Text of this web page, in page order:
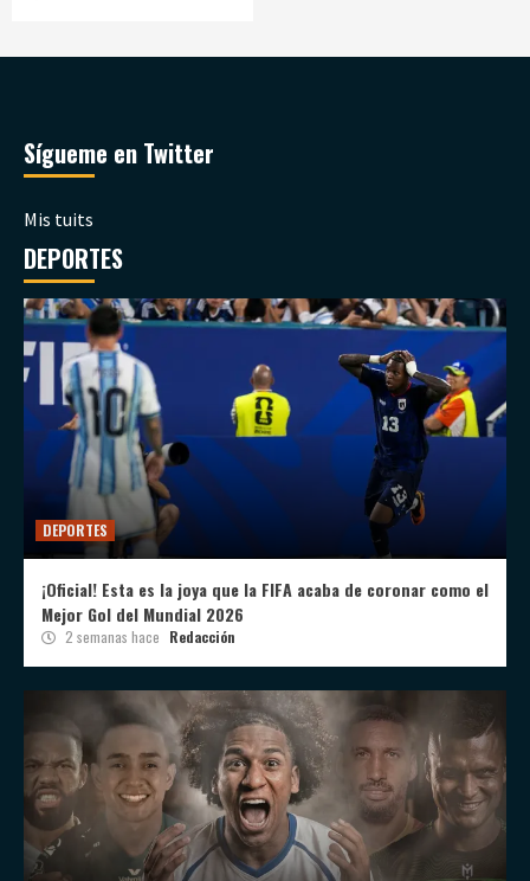
Sígueme en Twitter
Mis tuits
DEPORTES
DEPORTES
¡Oficial! Esta es la joya que la FIFA acaba de coronar como el
Mejor Gol del Mundial 2026
2 semanas hace Redacción